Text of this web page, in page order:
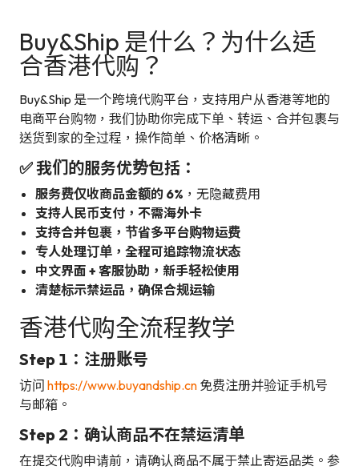
Buy&Ship 是什么？为什么适
合香港代购？
Buy&Ship 是一个跨境代购平台，支持用户从香港等地的
电商平台购物，我们协助你完成下单、转运、合并包裹与
送货到家的全过程，操作简单、价格清晰。
✅ 我们的服务优势包括：
服务费仅收商品金额的 6% ，无隐藏费用
支持人民币支付，不需海外卡
支持合并包裹，节省多平台购物运费
专人处理订单，全程可追踪物流状态
中文界面 + 客服协助，新手轻松使用
清楚标示禁运品，确保合规运输
香港代购全流程教学
Step 1：注册账号
访问 https://www.buyandship.cn 免费注册并验证手机号
与邮箱。
Step 2：确认商品不在禁运清单
在提交代购申请前，请确认商品不属于禁止寄运品类。参